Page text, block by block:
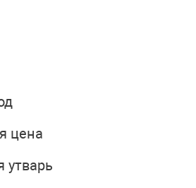
цена
утварь